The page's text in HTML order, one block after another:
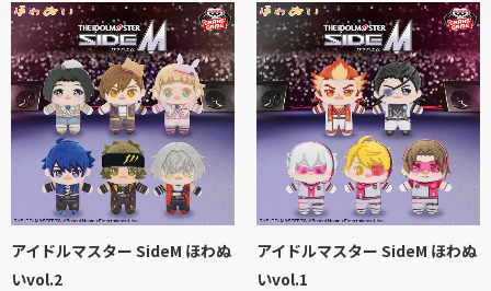
アイドルマスター SideM ほわぬ
いvol.2
アイドルマスター SideM ほわぬ
いvol.1